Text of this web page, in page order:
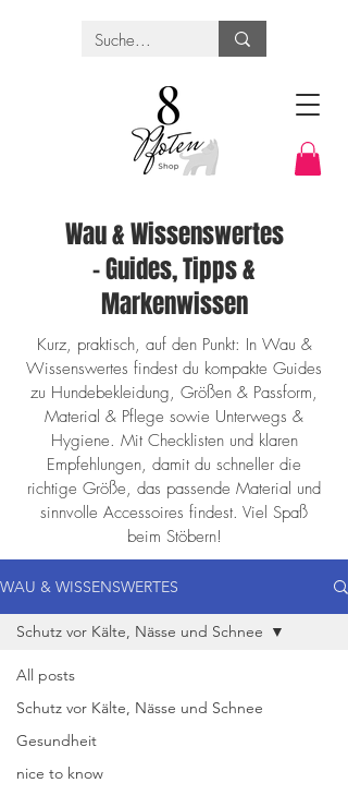
Wau & Wissenswertes
– Guides, Tipps &
Markenwissen
Kurz, praktisch, auf den Punkt: In Wau &
Wissenswertes findest du kompakte Guides
zu Hundebekleidung, Größen & Passform,
Material & Pflege sowie Unterwegs &
Hygiene. Mit Checklisten und klaren
Empfehlungen, damit du schneller die
richtige Größe, das passende Material und
sinnvolle Accessoires findest. Viel Spaß
beim Stöbern!
WAU & WISSENSWERTES
All posts
Schutz vor Kälte, Nässe und Schnee
Gesundheit
nice to know
Schutz vor Kälte, Nässe und Schnee